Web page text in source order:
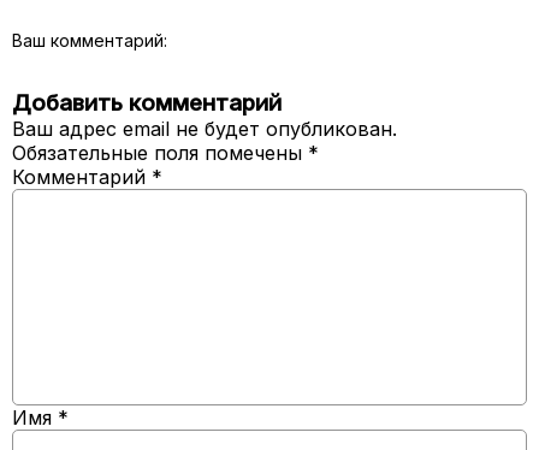
Ваш комментарий:
Добавить комментарий
Ваш адрес email не будет опубликован.
Обязательные поля помечены *
Комментарий *
Имя *